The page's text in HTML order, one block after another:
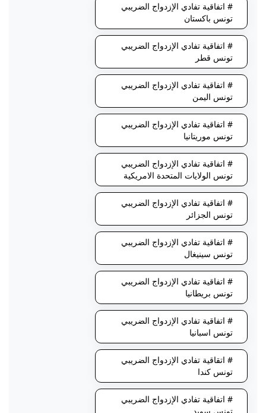
# اتفاقية تفادي الإزدواج الضريبي
تونس باكستان
# اتفاقية تفادي الإزدواج الضريبي
تونس قطر
# اتفاقية تفادي الإزدواج الضريبي
تونس اليمن
# اتفاقية تفادي الإزدواج الضريبي
تونس موريتانيا
# اتفاقية تفادي الإزدواج الضريبي
تونس الولايات المتحدة الامريكية
# اتفاقية تفادي الإزدواج الضريبي
تونس الجزائر
# اتفاقية تفادي الإزدواج الضريبي
تونس سينيغال
# اتفاقية تفادي الإزدواج الضريبي
تونس بريطانيا
# اتفاقية تفادي الإزدواج الضريبي
تونس اسبانيا
# اتقاقية تفادي الإزدواج الضريبي
تونس كندا
# اتفاقية تفادي الإزدواج الضريبي